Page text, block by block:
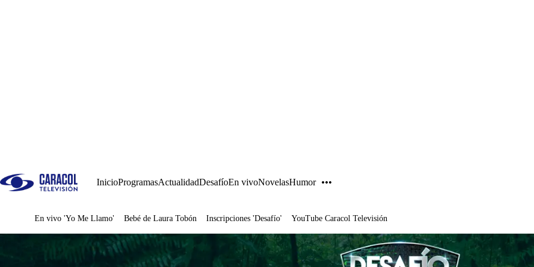
InicioProgramasActualidadDesafíoEn vivoNovelasHumor
Juegos
En vivo 'Yo Me Llamo' Bebé de Laura Tobón Inscripciones 'Desafío' YouTube Caracol Televisión